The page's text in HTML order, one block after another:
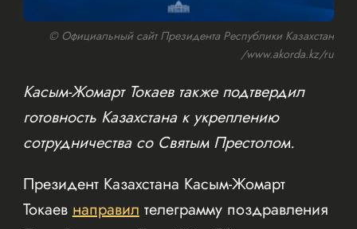
© Официальный сайт Президента Республики Казахстан
/www.akorda.kz/ru
Касым-Жомарт Токаев также подтвердил
готовность Казахстана к укреплению
сотрудничества со Святым Престолом.
Президент Казахстана Касым-Жомарт
Токаевнаправилтелеграмму поздравления